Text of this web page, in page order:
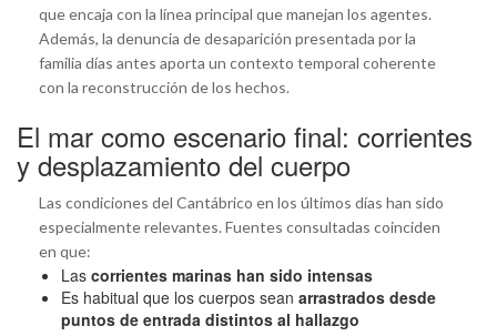
que encaja con la línea principal que manejan los agentes.
Además, la denuncia de desaparición presentada por la
familia días antes aporta un contexto temporal coherente
con la reconstrucción de los hechos.
El mar como escenario final: corrientes
y desplazamiento del cuerpo
Las condiciones del Cantábrico en los últimos días han sido
especialmente relevantes. Fuentes consultadas coinciden
en que:
Las corrientes marinas han sido intensas
Es habitual que los cuerpos sean arrastrados desde
puntos de entrada distintos al hallazgo